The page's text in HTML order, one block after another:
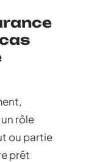
rôle
ou partie
prêt